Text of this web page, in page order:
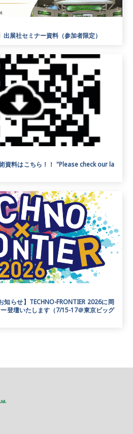
出展社セミナー資料（参加者限定）
資料はこちら！！ "Please check our la
知らせ】TECHNO-FRONTIER 2026に岡
登壇いたします（7/15-17＠東京ビッグ